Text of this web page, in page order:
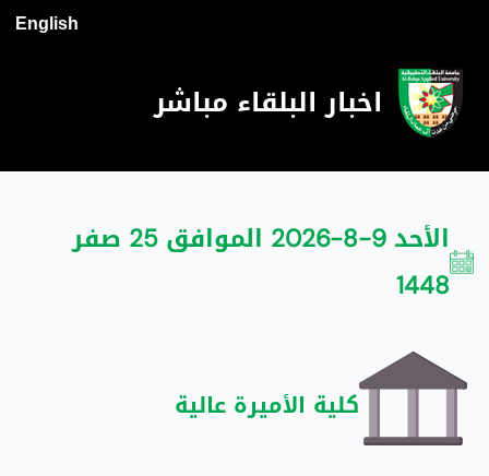
English
اخبار البلقاء مباشر
الأحد 9-8-2026 الموافق 25 صفر
1448
كلية الأميرة عالية